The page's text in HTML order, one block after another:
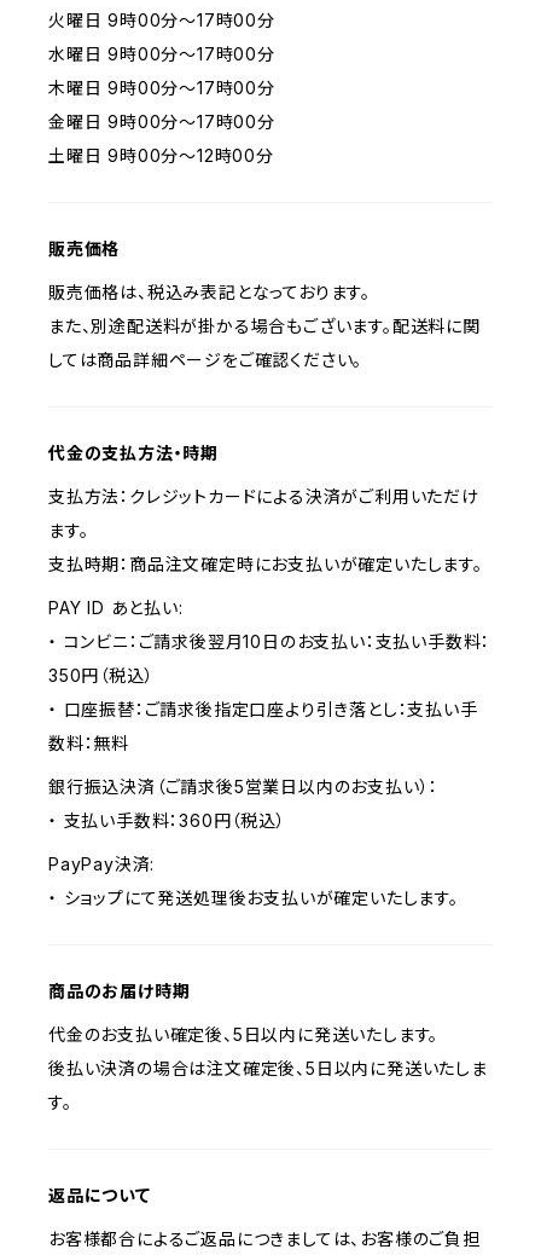
火曜日 9時00分～17時00分
水曜日 9時00分～17時00分
木曜日 9時00分～17時00分
金曜日 9時00分～17時00分
土曜日 9時00分～12時00分
販売価格
販売価格は、税込み表記となっております。
また、別途配送料が掛かる場合もございます。配送料に関
しては商品詳細ページをご確認ください。
代金の支払方法・時期
支払方法：クレジットカードによる決済がご利用いただけ
ます。
支払時期：商品注文確定時にお支払いが確定いたします。
PAY ID あと払い:
・ コンビニ：ご請求後翌月10日のお支払い：支払い手数料：
350円（税込）
・ 口座振替：ご請求後指定口座より引き落とし：支払い手
数料：無料
銀行振込決済（ご請求後5営業日以内のお支払い）：
・ 支払い手数料：360円（税込）
PayPay決済:
・ ショップにて発送処理後お支払いが確定いたします。
商品のお届け時期
代金のお支払い確定後、5日以内に発送いたします。
後払い決済の場合は注文確定後、5日以内に発送いたしま
す。
返品について
お客様都合によるご返品につきましては、お客様のご負担